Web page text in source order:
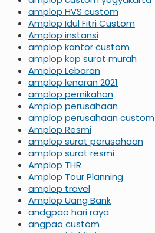
amplop HVS custom
Amplop Idul Fitri Custom
Amplop instansi
amplop kantor custom
amplop kop surat murah
Amplop Lebaran
amplop lenaran 2021
amplop pernikahan
Amplop perusahaan
amplop perusahaan custom
Amplop Resmi
amplop surat perusahaan
amplop surat resmi
Amplop THR
Amplop Tour Planning
amplop travel
Amplop Uang Bank
andgpao hari raya
angpao custom